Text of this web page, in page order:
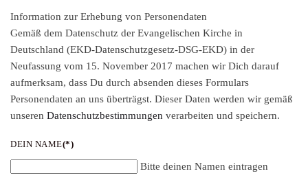
Information zur Erhebung von Personendaten
Gemäß dem Datenschutz der Evangelischen Kirche in
Deutschland (EKD-Datenschutzgesetz-DSG-EKD) in der
Neufassung vom 15. November 2017 machen wir Dich darauf
aufmerksam, dass Du durch absenden dieses Formulars
Personendaten an uns überträgst. Dieser Daten werden wir gemäß
unseren Datenschutzbestimmungen verarbeiten und speichern.
DEIN NAME(*)
Bitte deinen Namen eintragen